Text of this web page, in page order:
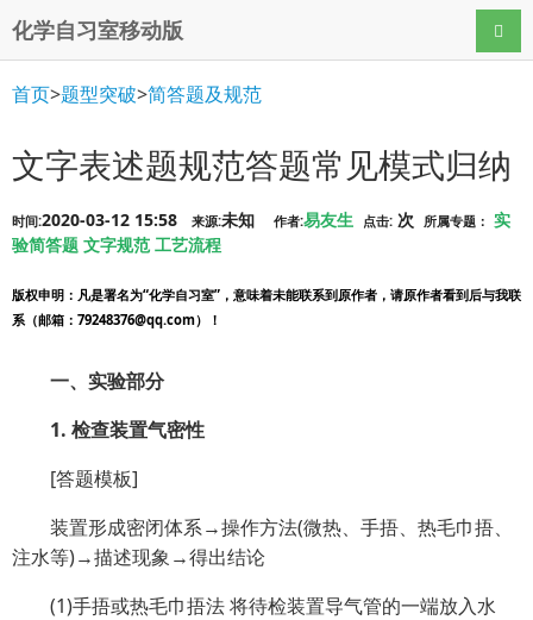
化学自习室移动版 导航
首页>题型突破>简答题及规范
文字表述题规范答题常见模式归纳
时间:2020-03-12 15:58 来源:未知 作者:易友生 点击: 次 所属专题： 实
验简答题 文字规范 工艺流程
版权申明 ：凡是署名为“化学自习室”，意味着未能联系到原作者，请原作者看到后与我联
系（邮箱：79248376@qq.com）！
一、实验部分
1. 检查装置气密性
[答题模板]
装置形成密闭体系→操作方法(微热、手捂、热毛巾捂、
注水等)→描述现象→得出结论
(1)手捂或热毛巾捂法 将待检装置导气管的一端放入水